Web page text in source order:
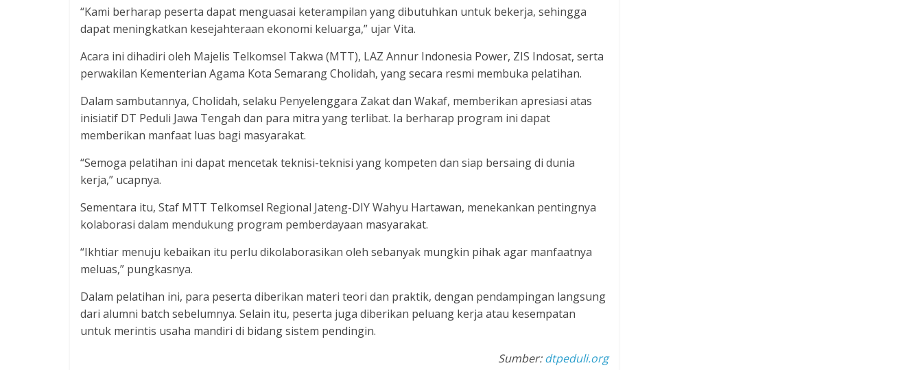
“Kami berharap peserta dapat menguasai keterampilan yang dibutuhkan untuk bekerja, sehingga
dapat meningkatkan kesejahteraan ekonomi keluarga,” ujar Vita.
Acara ini dihadiri oleh Majelis Telkomsel Takwa (MTT), LAZ Annur Indonesia Power, ZIS Indosat, serta
perwakilan Kementerian Agama Kota Semarang Cholidah, yang secara resmi membuka pelatihan.
Dalam sambutannya, Cholidah, selaku Penyelenggara Zakat dan Wakaf, memberikan apresiasi atas
inisiatif DT Peduli Jawa Tengah dan para mitra yang terlibat. Ia berharap program ini dapat
memberikan manfaat luas bagi masyarakat.
“Semoga pelatihan ini dapat mencetak teknisi-teknisi yang kompeten dan siap bersaing di dunia
kerja,” ucapnya.
Sementara itu, Staf MTT Telkomsel Regional Jateng-DIY Wahyu Hartawan, menekankan pentingnya
kolaborasi dalam mendukung program pemberdayaan masyarakat.
“Ikhtiar menuju kebaikan itu perlu dikolaborasikan oleh sebanyak mungkin pihak agar manfaatnya
meluas,” pungkasnya.
Dalam pelatihan ini, para peserta diberikan materi teori dan praktik, dengan pendampingan langsung
dari alumni batch sebelumnya. Selain itu, peserta juga diberikan peluang kerja atau kesempatan
untuk merintis usaha mandiri di bidang sistem pendingin.
Sumber:dtpeduli.org